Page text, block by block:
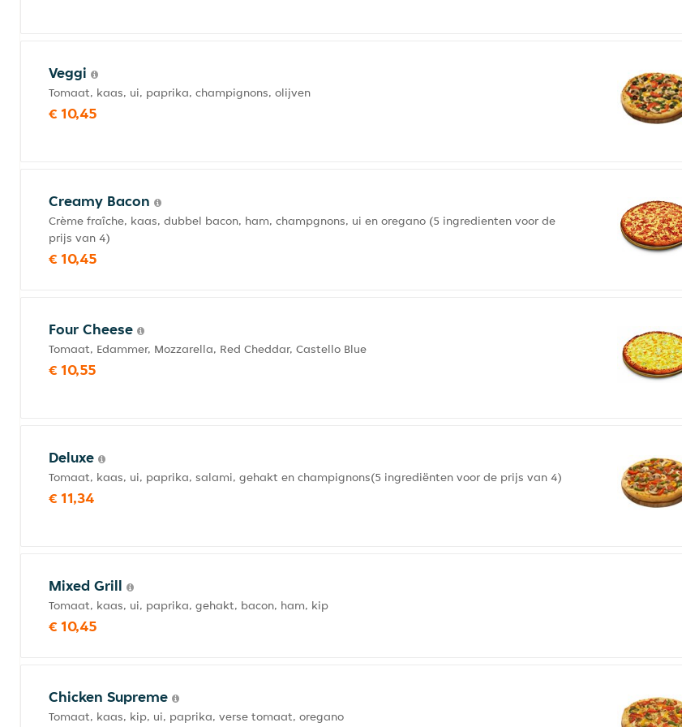
Veggi
Tomaat, kaas, ui, paprika, champignons, olijven
€ 10,45
Creamy Bacon
Crème fraîche, kaas, dubbel bacon, ham, champgnons, ui en oregano (5 ingredienten voor de
prijs van 4)
€ 10,45
Four Cheese
Tomaat, Edammer, Mozzarella, Red Cheddar, Castello Blue
€ 10,55
Deluxe
Tomaat, kaas, ui, paprika, salami, gehakt en champignons(5 ingrediënten voor de prijs van 4)
€ 11,34
Mixed Grill
Tomaat, kaas, ui, paprika, gehakt, bacon, ham, kip
€ 10,45
Chicken Supreme
Tomaat, kaas, kip, ui, paprika, verse tomaat, oregano